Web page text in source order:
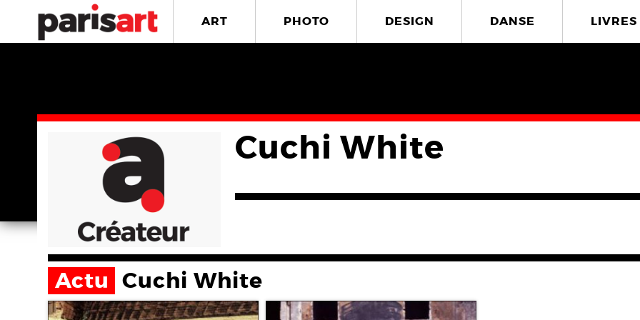
ART PHOTO DESIGN DANSE LIVRES
Cuchi White
Actu Cuchi White